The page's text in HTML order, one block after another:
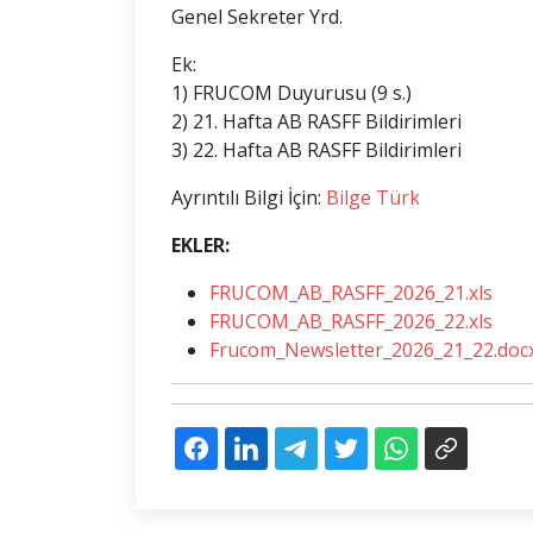
Genel Sekreter Yrd.
Ek:
1) FRUCOM Duyurusu (9 s.)
2) 21. Hafta AB RASFF Bildirimleri
3) 22. Hafta AB RASFF Bildirimleri
Ayrıntılı Bilgi İçin: Bilge Türk
EKLER:
FRUCOM_AB_RASFF_2026_21.xls
FRUCOM_AB_RASFF_2026_22.xls